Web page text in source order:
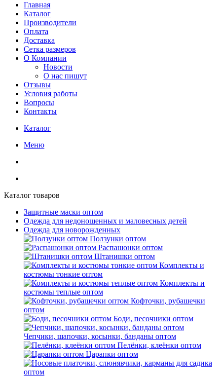
Главная
Каталог
Производители
Оплата
Доставка
Сетка размеров
О Компании
Новости
О нас пишут
Отзывы
Условия работы
Вопросы
Контакты
Каталог
Меню
Каталог товаров
Защитные маски оптом
Одежда для недоношенных и маловесных детей
Одежда для новорожденных
Ползунки оптом
Распашонки оптом
Штанишки оптом
Комплекты и
костюмы тонкие оптом
Комплекты и
костюмы теплые оптом
Кофточки, рубашечки
оптом
Боди, песочники оптом
Чепчики, шапочки, косынки, банданы оптом
Пелёнки, клеёнки оптом
Царапки оптом